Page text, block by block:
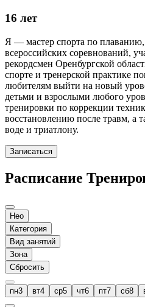
16 лет
Я — мастер спорта по плаванию,
всероссийских соревнований,
рекордсмен Оренбургской
спорте и тренерской практике
любителям выйти на новый
детьми и взрослыми любого
тренировки по коррекции
восстановлению после травм, а
воде и триатлону.
Записаться
Расписание
Нео
Категория
Вид занятий
Зона
Сбросить
пн3 вт4 ср5 чт6 пт7 сб8